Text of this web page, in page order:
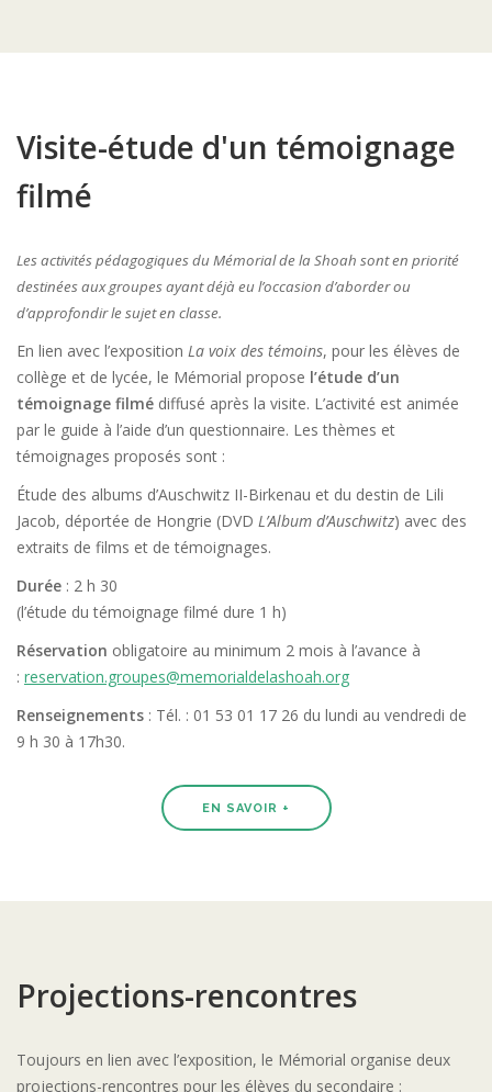
Visite-étude d'un témoignage
filmé
Les activités pédagogiques du Mémorial de la Shoah sont en priorité
destinées aux groupes ayant déjà eu l’occasion d’aborder ou
d’approfondir le sujet en classe.
En lien avec l’exposition La voix des témoins, pour les élèves de
collège et de lycée, le Mémorial propose l’étude d’un
témoignage filmé diffusé après la visite. L’activité est animée
par le guide à l’aide d’un questionnaire. Les thèmes et
témoignages proposés sont :
Étude des albums d’Auschwitz II-Birkenau et du destin de Lili
Jacob, déportée de Hongrie (DVD L’Album d’Auschwitz) avec des
extraits de films et de témoignages.
Durée : 2 h 30
(l’étude du témoignage filmé dure 1 h)
Réservation obligatoire au minimum 2 mois à l’avance à
: reservation.groupes@memorialdelashoah.org
Renseignements : Tél. : 01 53 01 17 26 du lundi au vendredi de
9 h 30 à 17h30.
EN SAVOIR +
Projections-rencontres
Toujours en lien avec l’exposition, le Mémorial organise deux
projections-rencontres pour les élèves du secondaire :